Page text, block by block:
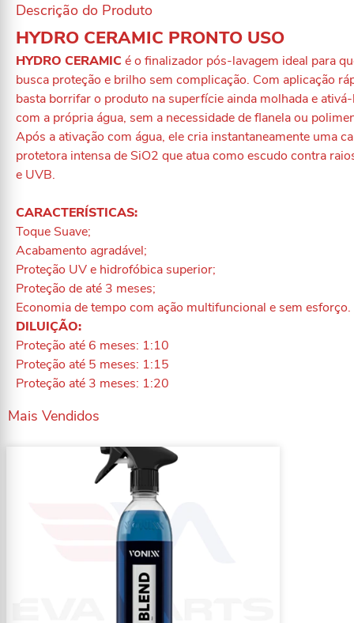
Descrição do Produto
HYDRO CERAMIC PRONTO USO
HYDRO CERAMIC é o finalizador pós-lavagem ideal para
busca proteção e brilho sem complicação. Com aplicação
basta borrifar o produto na superfície ainda molhada e
com a própria água, sem a necessidade de flanela ou
Após a ativação com água, ele cria instantaneamente uma
protetora intensa de SiO2 que atua como escudo contra
e UVB.
CARACTERÍSTICAS:
Toque Suave;
Acabamento agradável;
Proteção UV e hidrofóbica superior;
Proteção de até 3 meses;
Economia de tempo com ação multifuncional e sem esforço.
DILUIÇÃO:
Proteção até 6 meses: 1:10
Proteção até 5 meses: 1:15
Proteção até 3 meses: 1:20
Mais Vendidos